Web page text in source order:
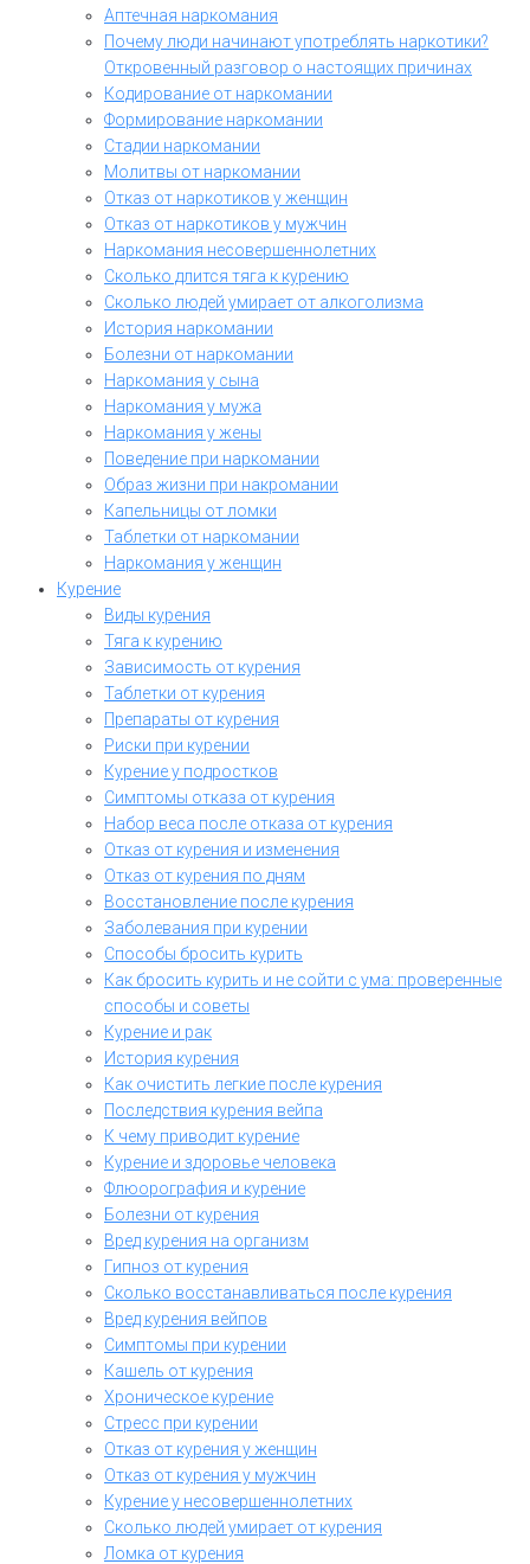
Аптечная наркомания
Почему люди начинают употреблять наркотики?
Откровенный разговор о настоящих причинах
Кодирование от наркомании
Формирование наркомании
Стадии наркомании
Молитвы от наркомании
Отказ от наркотиков у женщин
Отказ от наркотиков у мужчин
Наркомания несовершеннолетних
Сколько длится тяга к курению
Сколько людей умирает от алкоголизма
История наркомании
Болезни от наркомании
Наркомания у сына
Наркомания у мужа
Наркомания у жены
Поведение при наркомании
Образ жизни при накромании
Капельницы от ломки
Таблетки от наркомании
Наркомания у женщин
Курение
Виды курения
Тяга к курению
Зависимость от курения
Таблетки от курения
Препараты от курения
Риски при курении
Курение у подростков
Симптомы отказа от курения
Набор веса после отказа от курения
Отказ от курения и изменения
Отказ от курения по дням
Восстановление после курения
Заболевания при курении
Способы бросить курить
Как бросить курить и не сойти с ума: проверенные
способы и советы
Курение и рак
История курения
Как очистить легкие после курения
Последствия курения вейпа
К чему приводит курение
Курение и здоровье человека
Флюорография и курение
Болезни от курения
Вред курения на организм
Гипноз от курения
Сколько восстанавливаться после курения
Вред курения вейпов
Симптомы при курении
Кашель от курения
Хроническое курение
Стресс при курении
Отказ от курения у женщин
Отказ от курения у мужчин
Курение у несовершеннолетних
Сколько людей умирает от курения
Ломка от курения